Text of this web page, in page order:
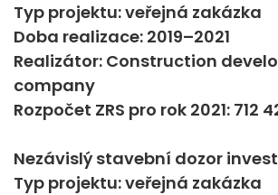
Typ projektu: veřejná zakázka
Doba realizace: 2019–2021
Realizátor: Construction
company
Rozpočet ZRS pro rok 2021: 712
Nezávislý stavební dozor
Typ projektu: veřejná zakázka